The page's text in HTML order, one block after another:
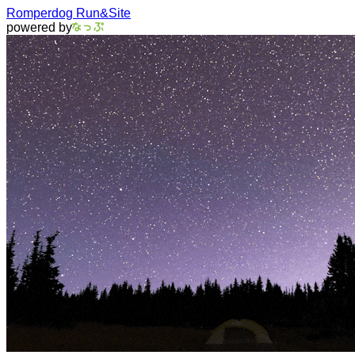
Romperdog Run&Site
powered by